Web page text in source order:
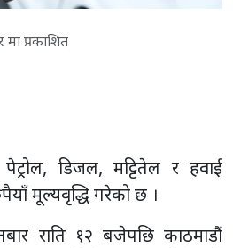
प्रकाशित
डिजल, मट्टितेल र हवाई
मूल्यवृद्धि गरेको छ ।
राति १२ बजेपछि काठमाडौं